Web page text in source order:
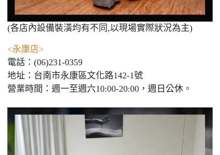
(各店內設備裝潢均有不同,以現場實際狀況為主)
<永康店>
電話：(06)231-0359
地址：台南市永康區文化路142-1號
營業時間：週一至週六10:00-20:00，週日公休。